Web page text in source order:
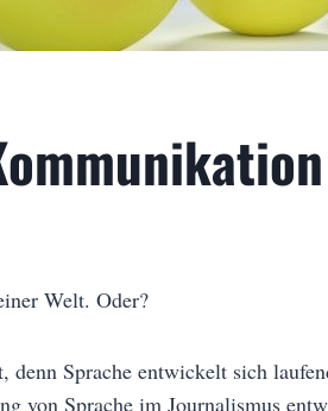
Welt. Oder?
Sprache entwickelt sich
von Sprache im Journalismus